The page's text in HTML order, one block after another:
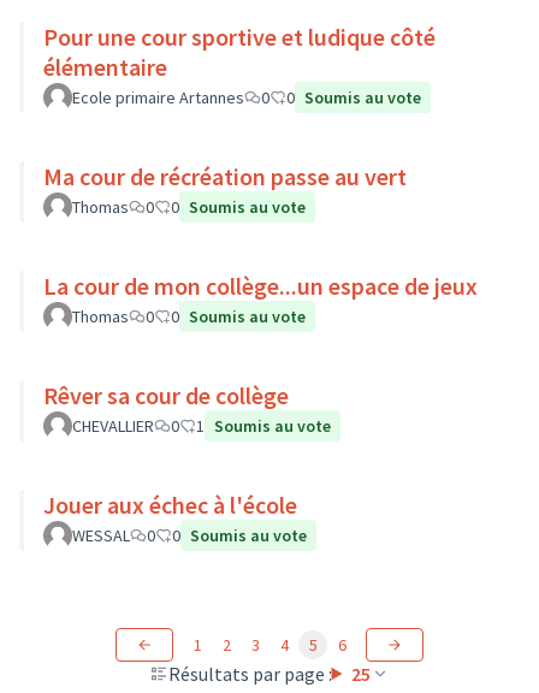
Pour une cour sportive et ludique côté
élémentaire
Ecole primaire Artannes 0 0 Soumis au vote
Ma cour de récréation passe au vert
Thomas 0 0 Soumis au vote
La cour de mon collège...un espace de jeux
Thomas 0 0 Soumis au vote
Rêver sa cour de collège
CHEVALLIER 0 1 Soumis au vote
Jouer aux échec à l'école
WESSAL 0 0 Soumis au vote
Résultats par page : 25
1 2 3 4 5 6